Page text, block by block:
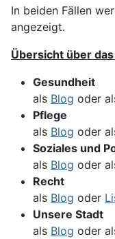
In beiden Fällen
angezeigt.
Übersicht über
Gesundheit
als Blog oder
Pflege
als Blog oder
Soziales und
als Blog oder
Recht
als Blog oder
Unsere Stadt
als Blog oder